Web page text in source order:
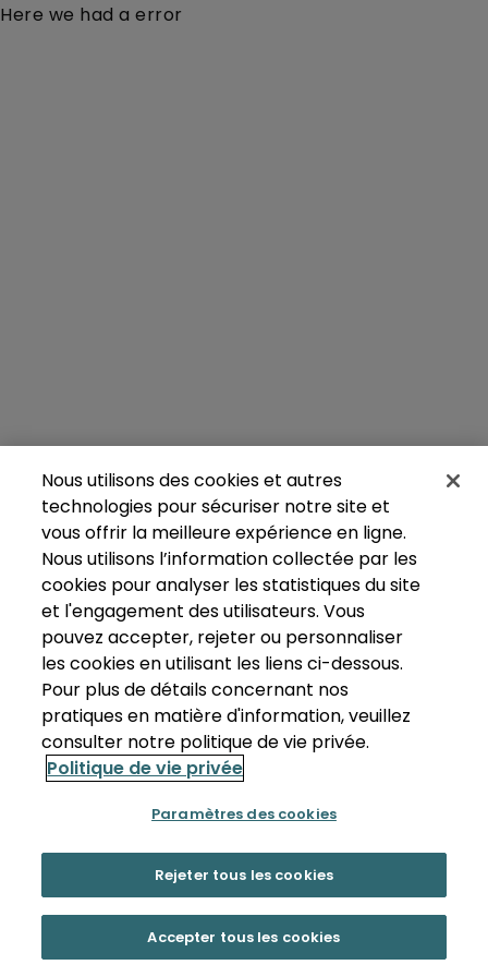
Here we had a error
Nous utilisons des cookies et autres
technologies pour sécuriser notre site et
vous offrir la meilleure expérience en ligne.
Nous utilisons l’information collectée par les
cookies pour analyser les statistiques du site
et l'engagement des utilisateurs. Vous
pouvez accepter, rejeter ou personnaliser
les cookies en utilisant les liens ci-dessous.
Pour plus de détails concernant nos
pratiques en matière d'information, veuillez
consulter notre politique de vie privée.
Politique de vie privée
Paramètres des cookies
Rejeter tous les cookies
Accepter tous les cookies